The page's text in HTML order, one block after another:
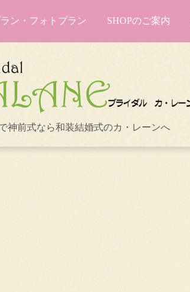
ン・フォトプラン SHOPのご案内
神前式なら和装結婚式のカ・レーンへ